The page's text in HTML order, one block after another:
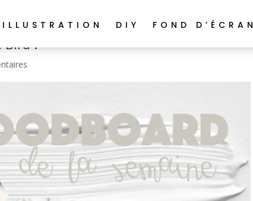
ILLUSTRATION DIY FOND D’ÉCRAN
Bird !